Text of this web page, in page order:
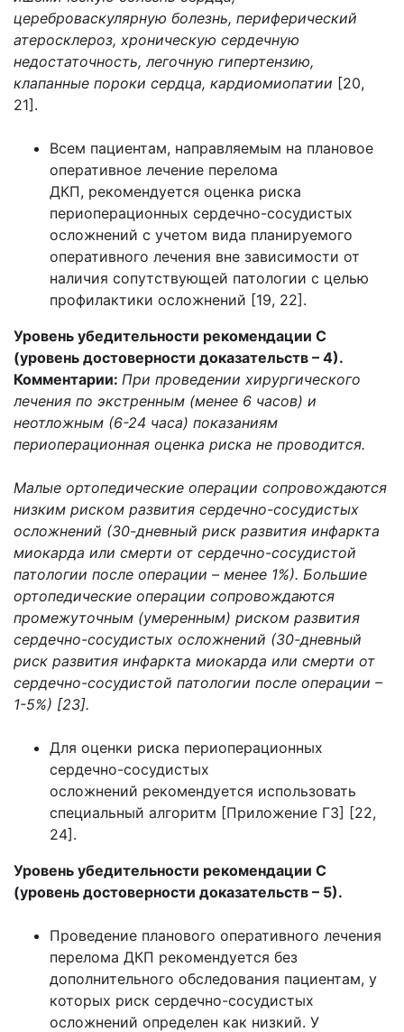
цереброваскулярную болезнь, периферический
атеросклероз, хроническую сердечную
недостаточность, легочную гипертензию,
клапанные пороки сердца, кардиомиопатии [20,
21].
Всем пациентам, направляемым на плановое
оперативное лечение перелома
ДКП, рекомендуется оценка риска
периоперационных сердечно-сосудистых
осложнений с учетом вида планируемого
оперативного лечения вне зависимости от
наличия сопутствующей патологии с целью
профилактики осложнений [19, 22].
Уровень убедительности рекомендации С
(уровень достоверности доказательств – 4).
Комментарии: При проведении хирургического
лечения по экстренным (менее 6 часов) и
неотложным (6-24 часа) показаниям
периоперационная оценка риска не проводится.
Малые ортопедические операции сопровождаются
низким риском развития сердечно-сосудистых
осложнений (30-дневный риск развития инфаркта
миокарда или смерти от сердечно-сосудистой
патологии после операции – менее 1%). Большие
ортопедические операции сопровождаются
промежуточным (умеренным) риском развития
сердечно-сосудистых осложнений (30-дневный
риск развития инфаркта миокарда или смерти от
сердечно-сосудистой патологии после операции –
1-5%) [23].
Для оценки риска периоперационных
сердечно-сосудистых
осложнений рекомендуется использовать
специальный алгоритм [Приложение Г3] [22,
24].
Уровень убедительности рекомендации С
(уровень достоверности доказательств – 5).
Проведение планового оперативного лечения
перелома ДКП рекомендуется без
дополнительного обследования пациентам, у
которых риск сердечно-сосудистых
осложнений определен как низкий. У